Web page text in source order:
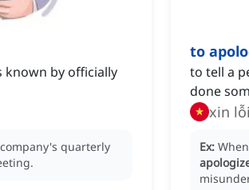
known by officially
quarterly
to
to tell a
done
xin
Ex: